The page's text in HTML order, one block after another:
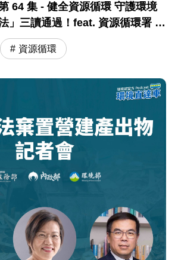
64 集 - 健全資源循環 守護環境
」三讀通過！feat. 資源循環署 蔣
資源循環